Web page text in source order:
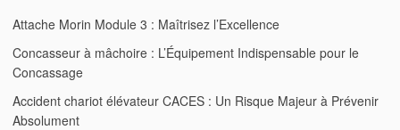
Attache Morin Module 3 : Maîtrisez l’Excellence
Concasseur à mâchoire : L’Équipement Indispensable pour le
Concassage
Accident chariot élévateur CACES : Un Risque Majeur à Prévenir
Absolument